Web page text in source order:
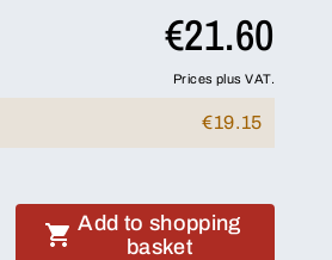
€21.60
Prices plus VAT.
€19.15
Add to shopping
basket